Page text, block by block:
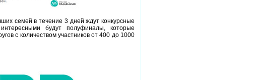
семей в течение 3 дней ждут конкурсные
будут полуфиналы, которые
с количеством участников от 400 до 1000